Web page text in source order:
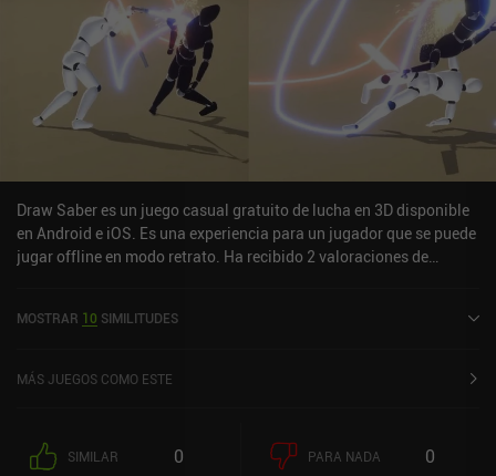
Draw Saber es un juego casual gratuito de lucha en 3D disponible
en Android e iOS. Es una experiencia para un jugador que se puede
jugar offline en modo retrato. Ha recibido 2 valoraciones de
Google Play y de 4,6 sobre 5,0 en la App Store de iOS.
MOSTRAR 10 SIMILITUDES
MÁS JUEGOS COMO ESTE
SIMILAR 0 PARA NADA 0